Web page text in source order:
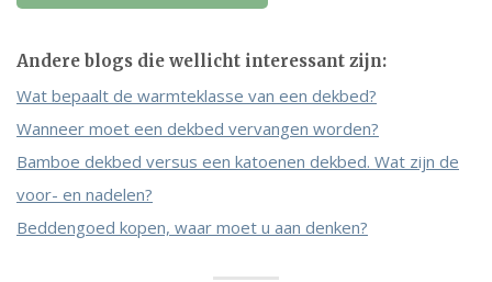
Andere blogs die wellicht interessant zijn:
Wat bepaalt de warmteklasse van een dekbed?
Wanneer moet een dekbed vervangen worden?
Bamboe dekbed versus een katoenen dekbed. Wat zijn de
voor- en nadelen?
Beddengoed kopen, waar moet u aan denken?